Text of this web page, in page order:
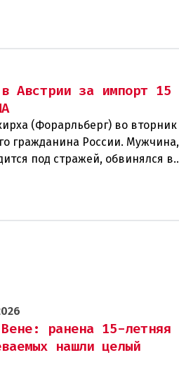
новых
Австрии за импорт 15
(Форарльберг) во вторник
гражданина России. Мужчина,
под стражей, обвинялся в
ранена 15-летняя
нашли целый